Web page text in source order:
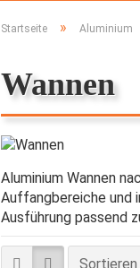
Winkel
Startseite » Aluminium
Wannen
Aluminium Wannen
Auffangbereiche und
Ausführung passend
Sortieren
Sortieren